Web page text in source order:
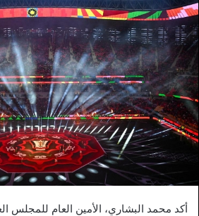
أكد محمد البشاري، الأمين العام للمجلس